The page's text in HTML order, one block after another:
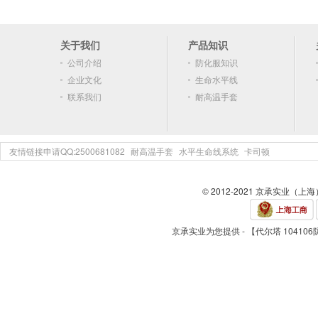
关于我们
公司介绍
企业文化
联系我们
产品知识
防化服知识
生命水平线
耐高温手套
友情链接申请QQ:2500681082 耐高温手套 水平生命线系统 卡司顿
© 2012-2021 京承实业（上
京承实业为您提供 - 【代尔塔 104106